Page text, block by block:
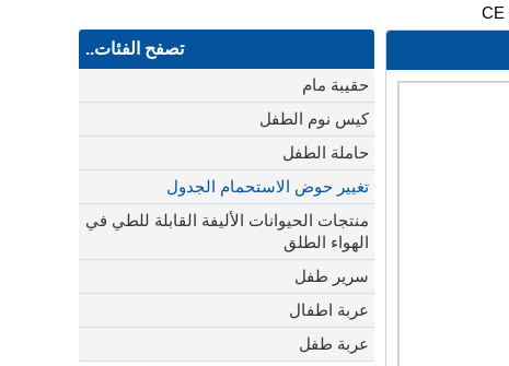
تصفح الفئات..
حقيبة مام
كيس نوم الطفل
حاملة الطفل
تغيير حوض الاستحمام الجدول
منتجات الحيوانات الأليفة القابلة للطي في
الهواء الطلق
سرير طفل
عربة اطفال
عربة طفل